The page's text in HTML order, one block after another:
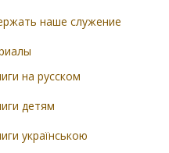
наше служение
на русском
детям
українською